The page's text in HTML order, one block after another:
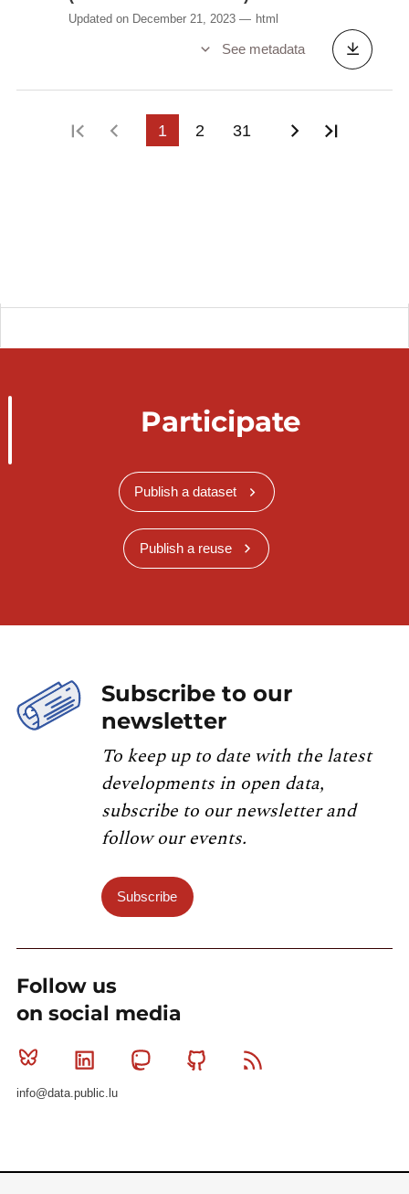
Updated on December 21, 2023 html
See metadata
First pagePrevious page
1 2 31 Next page
Participate
Publish a dataset
Publish a reuse
Subscribe to our
newsletter
To keep up to date with the latest
developments in open data,
subscribe to our newsletter and
follow our events.
Subscribe
Follow us
on social media
Bluesky Linkedin MastodonGithub
info@data.public.lu